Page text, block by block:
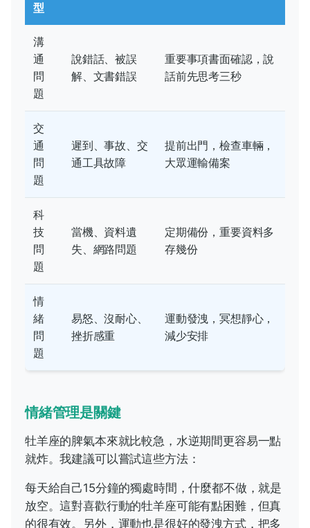
型
溝
通
問
題
說錯話、被誤
解、文書錯誤
重要事項書面確認，說
話前先思考三秒
交
通
問
題
遲到、事故、交
通工具故障
提前出門，檢查車輛，
大眾運輸備案
科
技
問
題
當機、資料遺
失、網路問題
定期備份，重要資料多
存幾份
情
緒
問
題
易怒、沒耐心、
挫折感重
運動發洩，冥想靜心，
減少安排
情緒管理是關鍵
牡羊座的脾氣本來就比較急，水逆期間更容易一點
就炸。我建議可以嘗試這些方法：
每天給自己15分鐘的獨處時間，什麼都不做，就是
放空。這對喜歡行動的牡羊座可能有點困難，但真
的很有效。另外，運動也是很好的發洩方式，把多